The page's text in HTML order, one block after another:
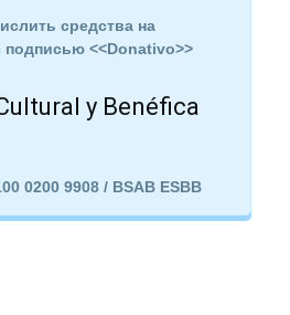
средства на
подписью <<Donativo>>
y Benéfica
0200 9908 / BSAB ESBB